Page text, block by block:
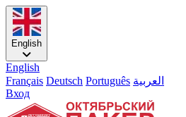
English
English
Français Deutsch Português العربية
Вход